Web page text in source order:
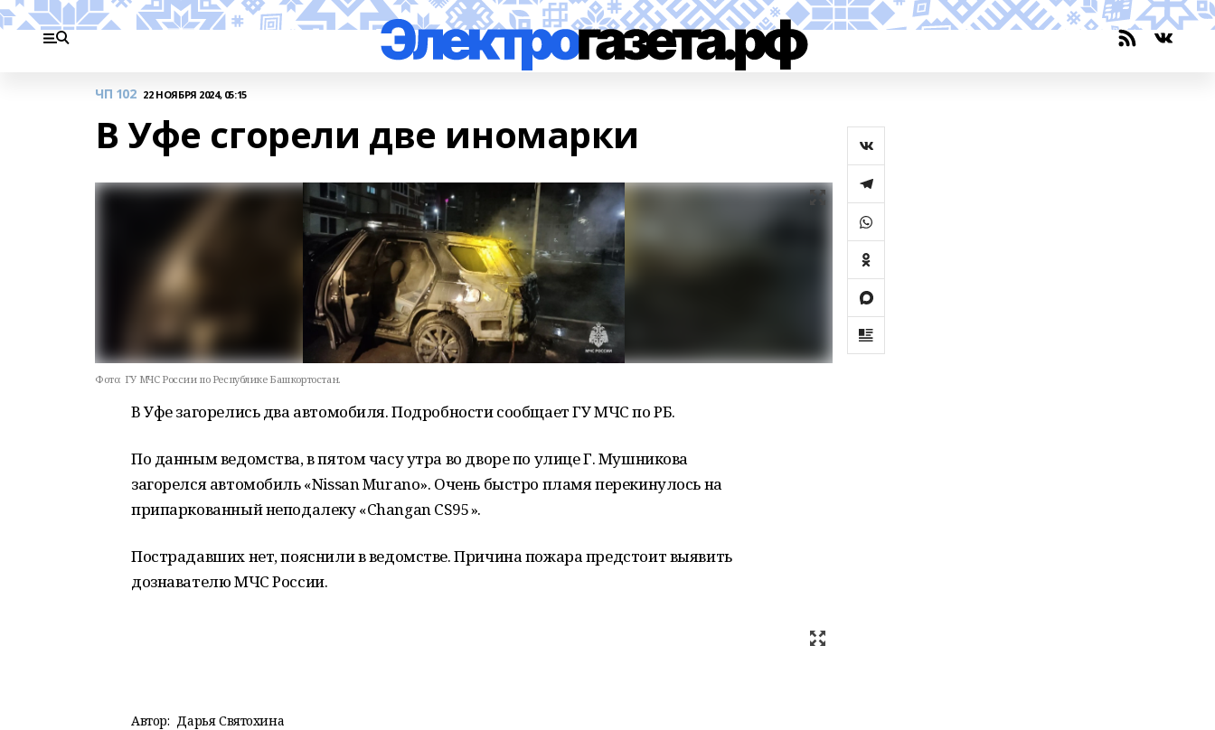
ЧП 102 22 НОЯБРЯ 2024, 05:15
В Уфе сгорели две иномарки
Фото: ГУ МЧС России по Республике Башкортостан.
В Уфе загорелись два автомобиля. Подробности сообщает ГУ МЧС по РБ.
По данным ведомства, в пятом часу утра во дворе по улице Г. Мушникова
загорелся автомобиль «Nissan Murano». Очень быстро пламя перекинулось на
припаркованный неподалеку «Changan CS95».
Пострадавших нет, пояснили в ведомстве. Причина пожара предстоит выявить
дознавателю МЧС России.
Автор: Дарья Святохина